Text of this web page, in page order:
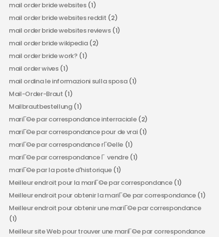
mail order bride websites(1)
mail order bride websites reddit (2)
mail order bride websites reviews(1)
mail order bride wikipedia(2)
mail order bride work? (1)
mail order wives(1)
mail ordina le informazioni sulla sposa(1)
Mail-Order-Braut (1)
Mailbrautbestellung(1)
mariГ©e par correspondance interraciale(2)
mariГ©e par correspondance pour de vrai(1)
mariГ©e par correspondance rГ©elle(1)
mariГ©e par correspondance Г vendre(1)
mariГ©e par la poste d'historique(1)
Meilleur endroit pour la mariГ©e par correspondance(1)
Meilleur endroit pour obtenir la mariГ©e par correspondance(1)
Meilleur endroit pour obtenir une mariГ©e par correspondance
(1)
Meilleur site Web pour trouver une mariГ©e par correspondance